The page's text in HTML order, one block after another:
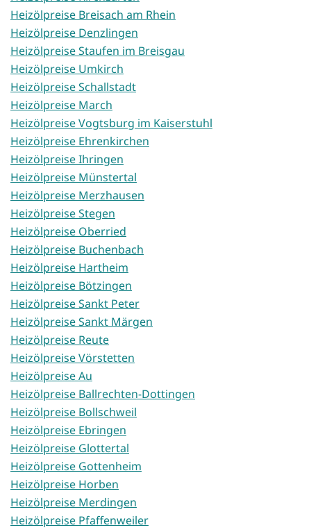
Heizölpreise Breisach am Rhein
Heizölpreise Denzlingen
Heizölpreise Staufen im Breisgau
Heizölpreise Umkirch
Heizölpreise Schallstadt
Heizölpreise March
Heizölpreise Vogtsburg im Kaiserstuhl
Heizölpreise Ehrenkirchen
Heizölpreise Ihringen
Heizölpreise Münstertal
Heizölpreise Merzhausen
Heizölpreise Stegen
Heizölpreise Oberried
Heizölpreise Buchenbach
Heizölpreise Hartheim
Heizölpreise Bötzingen
Heizölpreise Sankt Peter
Heizölpreise Sankt Märgen
Heizölpreise Reute
Heizölpreise Vörstetten
Heizölpreise Au
Heizölpreise Ballrechten-Dottingen
Heizölpreise Bollschweil
Heizölpreise Ebringen
Heizölpreise Glottertal
Heizölpreise Gottenheim
Heizölpreise Horben
Heizölpreise Merdingen
Heizölpreise Pfaffenweiler